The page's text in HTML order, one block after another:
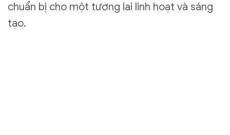
chuẩn bị cho một tương lai linh hoạt và sáng
tạo.